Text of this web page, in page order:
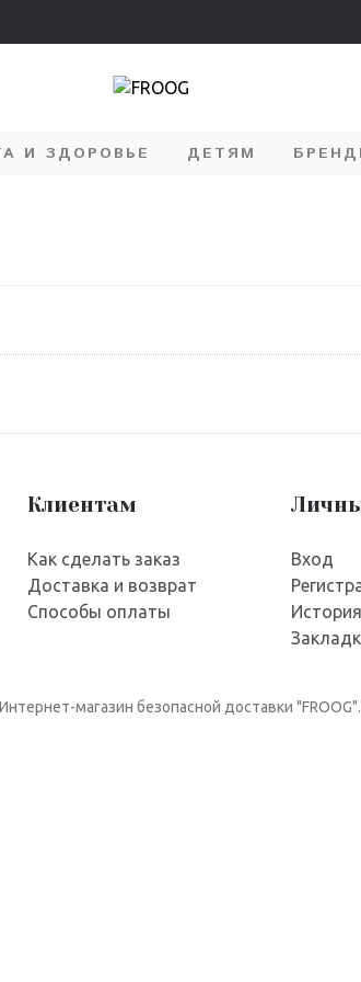
И ЗДОРОВЬЕ ДЕТЯМ
Клиентам
Как сделать заказ
Доставка и возврат
Способы оплаты
Вход
магазин безопасной доставки "FROOG".